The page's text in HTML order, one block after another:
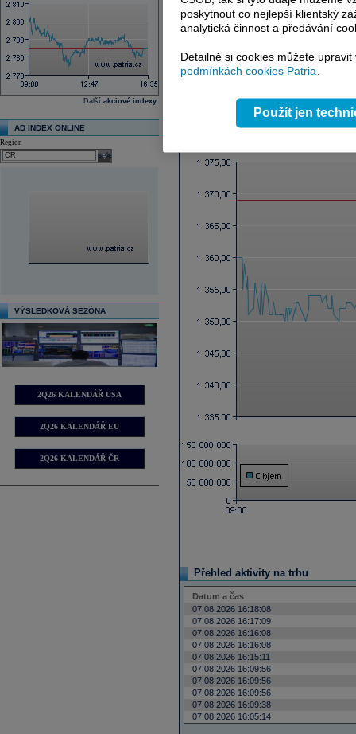
Další akciové indexy
AD INDEX ONLINE
Region
select
VÝSLEDKOVÁ SEZÓNA
2Q26 KALENDÁŘ USA
2Q26 KALENDÁŘ EU
2Q26 KALENDÁŘ ČR
Ex-dividenda den
Průměrná cílová cena
Reklama
Přehled aktivity na trhu
Datum a čas
07.08.2026 16:18:08
07.08.2026 16:17:09
07.08.2026 16:16:08
07.08.2026 16:16:08
07.08.2026 16:15:11
07.08.2026 16:09:56
07.08.2026 16:09:56
07.08.2026 16:09:56
07.08.2026 16:09:38
07.08.2026 16:05:14
poskytnout co nejlepší klientský
analytická činnost a předávání
Detailně si cookies můžete
podmínkách cookies Patria.
Použít jen